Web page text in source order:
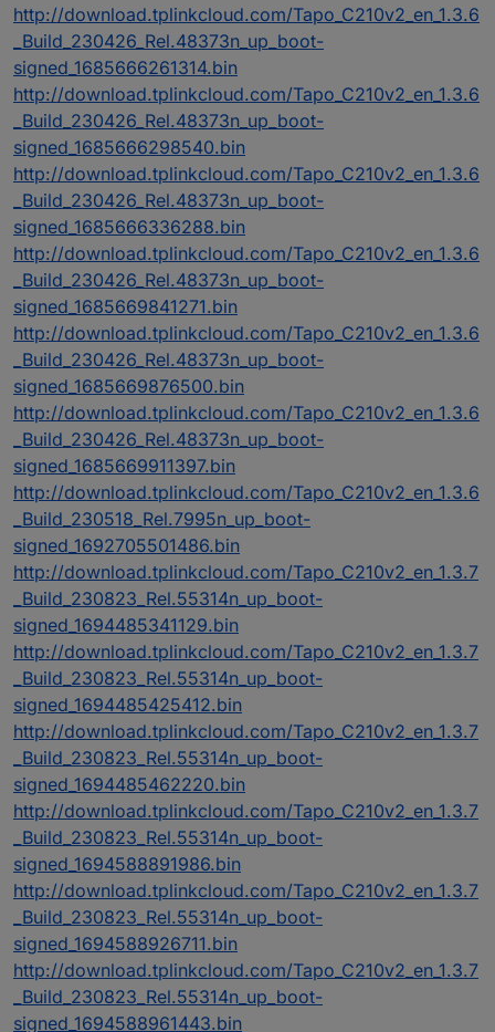
http://download.tplinkcloud.com/Tapo_C210v2_en_1.3.6
_Build_230426_Rel.48373n_up_boot-
signed_1685666261314.bin
http://download.tplinkcloud.com/Tapo_C210v2_en_1.3.6
_Build_230426_Rel.48373n_up_boot-
signed_1685666298540.bin
http://download.tplinkcloud.com/Tapo_C210v2_en_1.3.6
_Build_230426_Rel.48373n_up_boot-
signed_1685666336288.bin
http://download.tplinkcloud.com/Tapo_C210v2_en_1.3.6
_Build_230426_Rel.48373n_up_boot-
signed_1685669841271.bin
http://download.tplinkcloud.com/Tapo_C210v2_en_1.3.6
_Build_230426_Rel.48373n_up_boot-
signed_1685669876500.bin
http://download.tplinkcloud.com/Tapo_C210v2_en_1.3.6
_Build_230426_Rel.48373n_up_boot-
signed_1685669911397.bin
http://download.tplinkcloud.com/Tapo_C210v2_en_1.3.6
_Build_230518_Rel.7995n_up_boot-
signed_1692705501486.bin
http://download.tplinkcloud.com/Tapo_C210v2_en_1.3.7
_Build_230823_Rel.55314n_up_boot-
signed_1694485341129.bin
http://download.tplinkcloud.com/Tapo_C210v2_en_1.3.7
_Build_230823_Rel.55314n_up_boot-
signed_1694485425412.bin
http://download.tplinkcloud.com/Tapo_C210v2_en_1.3.7
_Build_230823_Rel.55314n_up_boot-
signed_1694485462220.bin
http://download.tplinkcloud.com/Tapo_C210v2_en_1.3.7
_Build_230823_Rel.55314n_up_boot-
signed_1694588891986.bin
http://download.tplinkcloud.com/Tapo_C210v2_en_1.3.7
_Build_230823_Rel.55314n_up_boot-
signed_1694588926711.bin
http://download.tplinkcloud.com/Tapo_C210v2_en_1.3.7
_Build_230823_Rel.55314n_up_boot-
signed_1694588961443.bin